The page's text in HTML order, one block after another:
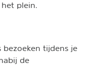
plein.
bezoeken tijdens je
de